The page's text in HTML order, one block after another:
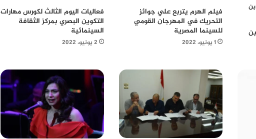
فيلم الهرم يتربع علي جوائز
التحريك في المهرجان القومي
للسينما المصرية
1 يونيو، 2022
فعاليات اليوم الثالث لكورس مهارات
التكوين البصري بمركز الثقافة
السينمائية
2 يونيو، 2022